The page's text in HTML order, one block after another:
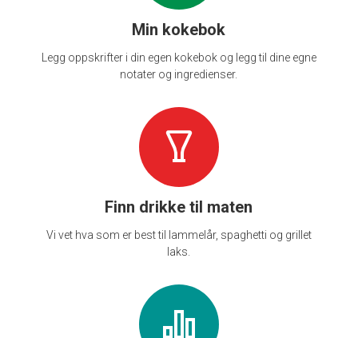
Min kokebok
Legg oppskrifter i din egen kokebok og legg til dine egne
notater og ingredienser.
Finn drikke til maten
Vi vet hva som er best til lammelår, spaghetti og grillet
laks.